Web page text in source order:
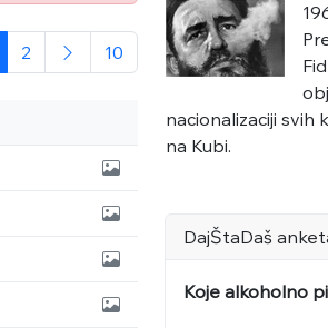
2 10
nacionalizaciji svih
na Kubi.
DajŠtaDaš
Koje alkoholno